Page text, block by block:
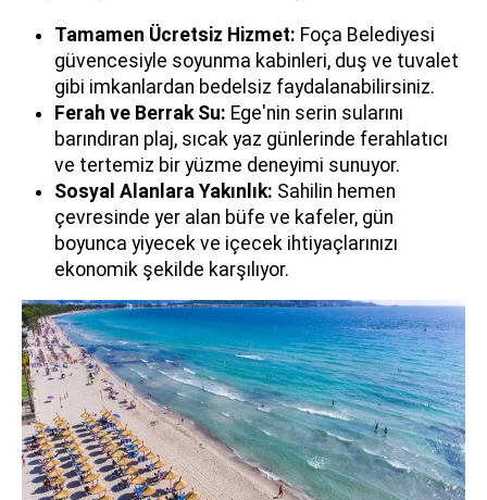
Tamamen Ücretsiz Hizmet: Foça Belediyesi
güvencesiyle soyunma kabinleri, duş ve tuvalet
gibi imkanlardan bedelsiz faydalanabilirsiniz.
Ferah ve Berrak Su: Ege'nin serin sularını
barındıran plaj, sıcak yaz günlerinde ferahlatıcı
ve tertemiz bir yüzme deneyimi sunuyor.
Sosyal Alanlara Yakınlık: Sahilin hemen
çevresinde yer alan büfe ve kafeler, gün
boyunca yiyecek ve içecek ihtiyaçlarınızı
ekonomik şekilde karşılıyor.